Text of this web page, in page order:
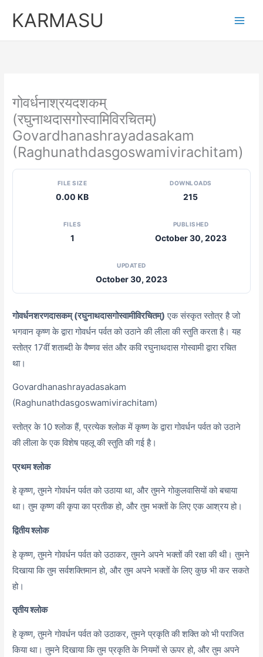
KARMASU
गोवर्धनाश्रयदशकम्
(रघुनाथदासगोस्वामिविरचितम्)
Govardhanashrayadasakam
(Raghunathdasgoswamivirachitam)
FILE SIZE
0.00 KB
DOWNLOADS
215
FILES
1
PUBLISHED
October 30, 2023
UPDATED
October 30, 2023
गोवर्धनशरणदासकम् (रघुनाथदासगोस्वामीविरचितम्) एक संस्कृत स्तोत्र है जो
भगवान कृष्ण के द्वारा गोवर्धन पर्वत को उठाने की लीला की स्तुति करता है। यह
स्तोत्र 17वीं शताब्दी के वैष्णव संत और कवि रघुनाथदास गोस्वामी द्वारा रचित
था।
Govardhanashrayadasakam
(Raghunathdasgoswamivirachitam)
स्तोत्र के 10 श्लोक हैं, प्रत्येक श्लोक में कृष्ण के द्वारा गोवर्धन पर्वत को उठाने
की लीला के एक विशेष पहलू की स्तुति की गई है।
प्रथम श्लोक
हे कृष्ण, तुमने गोवर्धन पर्वत को उठाया था, और तुमने गोकुलवासियों को बचाया
था। तुम कृष्ण की कृपा का प्रतीक हो, और तुम भक्तों के लिए एक आश्रय हो।
द्वितीय श्लोक
हे कृष्ण, तुमने गोवर्धन पर्वत को उठाकर, तुमने अपने भक्तों की रक्षा की थी। तुमने
दिखाया कि तुम सर्वशक्तिमान हो, और तुम अपने भक्तों के लिए कुछ भी कर सकते
हो।
तृतीय श्लोक
हे कृष्ण, तुमने गोवर्धन पर्वत को उठाकर, तुमने प्रकृति की शक्ति को भी पराजित
किया था। तुमने दिखाया कि तुम प्रकृति के नियमों से ऊपर हो, और तुम अपने